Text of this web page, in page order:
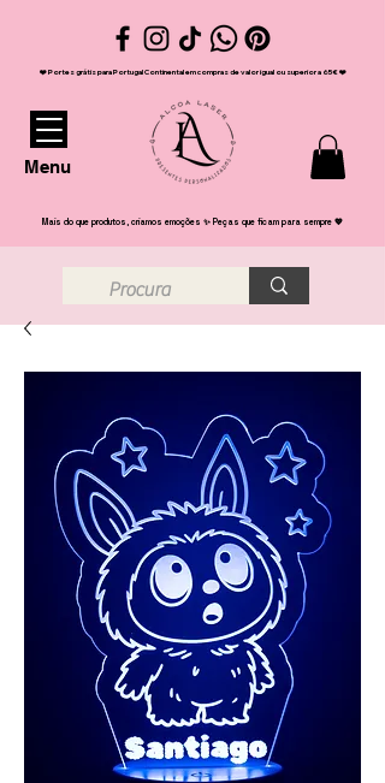
❤️ Portes grátis para Portugal Continental em compras de valor igual ou superior a 65€ ❤️
Menu
Mais do que produtos, criamos emoções ✨ Peças que ficam para sempre 💖